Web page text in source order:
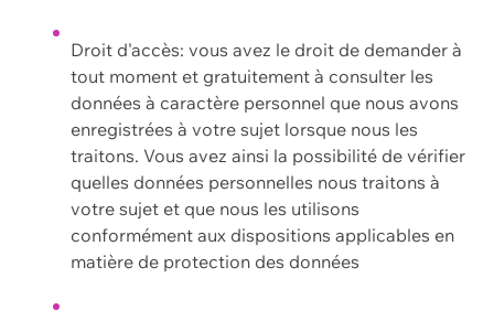
Droit d'accès: vous avez le droit de demander à
tout moment et gratuitement à consulter les
données à caractère personnel que nous avons
enregistrées à votre sujet lorsque nous les
traitons. Vous avez ainsi la possibilité de vérifier
quelles données personnelles nous traitons à
votre sujet et que nous les utilisons
conformément aux dispositions applicables en
matière de protection des données